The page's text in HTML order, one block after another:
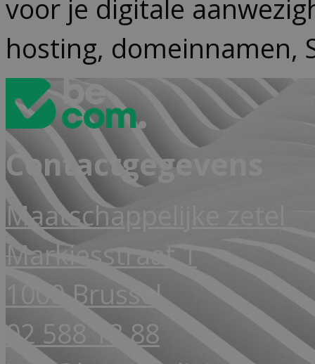
voor je digitale
hosting, domeinnamen,
Contactgegevens
Maatschappelijke zetel
Markiesstraat 1
1000 Brussel
02 588 18 88